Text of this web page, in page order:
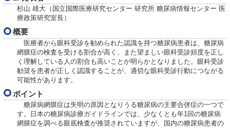
杉山 雄大（国立国際医療研究センター 研究所 糖尿病情報センター 医
療政策研究室長）
概要
医療者から眼科受診を勧められた認識を持つ糖尿病患者は、糖尿病
網膜症の検査を受ける割合が高く、また望ましい眼科受診頻度を正し
く理解している人の割合も高いことが明らかとなりました。眼科受診
勧奨を患者が正しく認識することが、適切な眼科受診行動につながる
可能性があります。
ポイント
糖尿病網膜症は失明の原因となりうる糖尿病の主要合併症の一つで
す。日本の糖尿病診療ガイドラインでは、少なくとも年1回の糖尿病
網膜症を調べる眼底検査が推奨されていますが、国内の糖尿病患者の